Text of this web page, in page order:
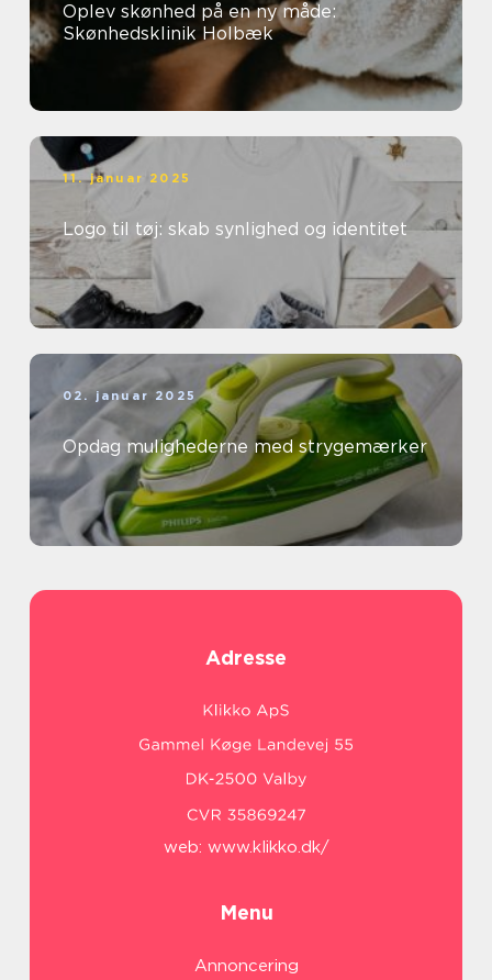
Oplev skønhed på en ny måde:
Skønhedsklinik Holbæk
11. januar 2025
Logo til tøj: skab synlighed og identitet
02. januar 2025
Opdag mulighederne med strygemærker
Adresse
web: www.klikko.dk/
Menu
Annoncering